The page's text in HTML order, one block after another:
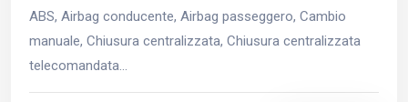
ABS, Airbag conducente, Airbag passeggero, Cambio
manuale, Chiusura centralizzata, Chiusura centralizzata
telecomandata...